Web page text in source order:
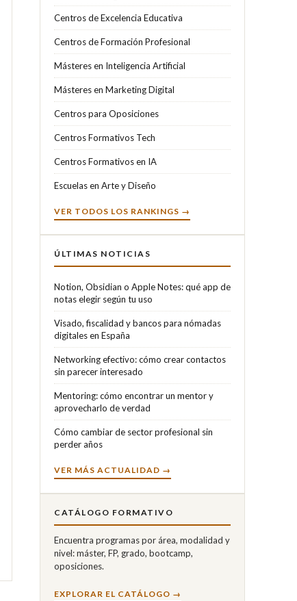
Centros de Excelencia Educativa
Centros de Formación Profesional
Másteres en Inteligencia Artificial
Másteres en Marketing Digital
Centros para Oposiciones
Centros Formativos Tech
Centros Formativos en IA
Escuelas en Arte y Diseño
VER TODOS LOS RANKINGS →
ÚLTIMAS NOTICIAS
Notion, Obsidian o Apple Notes: qué app de
notas elegir según tu uso
Visado, fiscalidad y bancos para nómadas
digitales en España
Networking efectivo: cómo crear contactos
sin parecer interesado
Mentoring: cómo encontrar un mentor y
aprovecharlo de verdad
Cómo cambiar de sector profesional sin
perder años
VER MÁS ACTUALIDAD →
CATÁLOGO FORMATIVO
Encuentra programas por área, modalidad y
nivel: máster, FP, grado, bootcamp,
oposiciones.
EXPLORAR EL CATÁLOGO →